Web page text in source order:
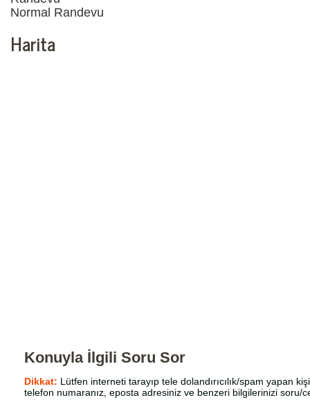
Normal Randevu
Harita
Konuyla İlgili Soru Sor
Dikkat: Lütfen interneti tarayıp tele dolandırıcılık/spam yapan
telefon numaranız, eposta adresiniz ve benzeri bilgilerinizi soru/